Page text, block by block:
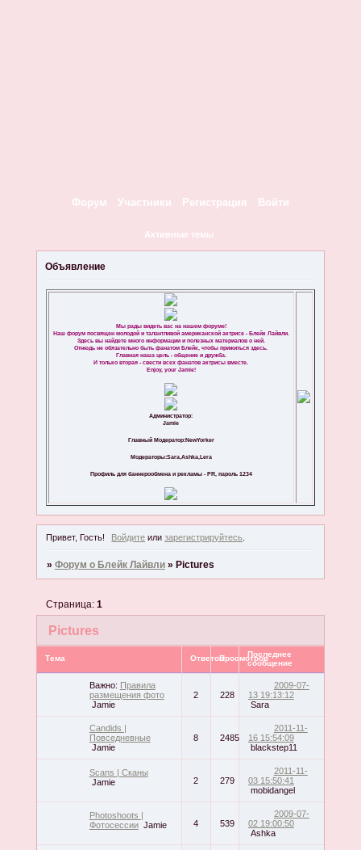
Форум Участники Регистрация Войти
Активные темы
Объявление
Мы рады видеть вас на нашем форуме!
Наш форум посвящен молодой и талантливой американской актрисе - Блейк Лайвли.
Здесь вы найдете много информации и полезных материалов о ней.
Отнюдь не обязательно быть фанатом Блейк, чтобы прижиться здесь.
Главная наша цель - общение и дружба.
И только вторая - свести всех фанатов актрисы вместе.
Enjoy, your Jamie!
Администратор:
Jamie
Главный Модератор:NewYorker
Модераторы:Sara,Ashka,Lera
Профиль для баннерообмена и рекламы - PR, пароль 1234
Привет, Гость! Войдите илизарегистрируйтесь
» Форум о Блейк Лайвли » Pictures
Pictures
Страница: 1
Тема ОтветовПросмотровПоследнее
сообщение
Важно: Правила
размещения фото
Jamie
2 228
2009-07-
13 19:13:12
Sara
Candids |
Повседневные
Jamie
8 2485
2011-11-
16 15:54:09
blackstep11
Scans | Сканы
Jamie
2 279
2011-11-
03 15:50:41
mobidangel
Photoshoots |
Фотосессии Jamie 4 539
2009-07-
02 19:00:50
Ashka